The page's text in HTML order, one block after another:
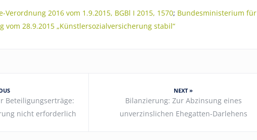
Verordnung 2016 vom 1.9.2015, BGBl I 2015, 1570; Bundesministerium für
28.9.2015 „Künstlersozialversicherung stabil“
Beteiligungserträge:
nicht erforderlich
NEXT »
Bilanzierung: Zur Abzinsung eines
unverzinslichen Ehegatten-Darlehens